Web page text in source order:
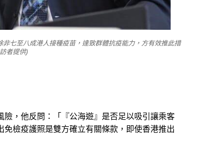
七至八成港人接種疫苗，達致群體抗疫能力，方有效推此措
者提供)
，他反問：「『公海遊』是否足以吸引讓乘客
檢疫護照是雙方確立有關條款，即使香港推出